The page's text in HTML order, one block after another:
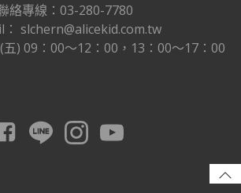
絡專線：03-280-7780
： slchern@alicekid.com.tw
) 09：00～12：00，13：00～17：00